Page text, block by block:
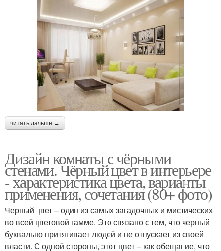
читать дальше →
Дизайн комнаты с чёрными
стенами. Чёрный цвет в интерьере
- характеристика цвета, варианты
применения, сочетания (80+ фото)
Черный цвет – один из самых загадочных и мистических
во всей цветовой гамме. Это связано с тем, что черный
буквально притягивает людей и не отпускает из своей
власти. С одной стороны, этот цвет – как обещание, что